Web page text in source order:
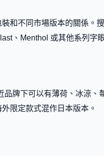
和不同市場版本的關係。搜
、Menthol 或其他系列字
牌下可以有薄荷、冰涼、
限定款式混作日本版本。